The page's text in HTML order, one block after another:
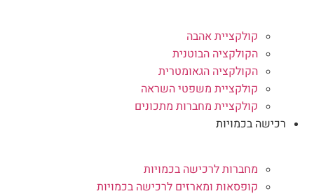
קולקציית אהבה
הקולקציה הבוטנית
הקולקציה הגאומטרית
קולקציית משפטי השראה
קולקציית מחברות מתכונים
רכישה בכמויות
מחברות לרכישה בכמויות
קופסאות ומארזים לרכישה בכמויות